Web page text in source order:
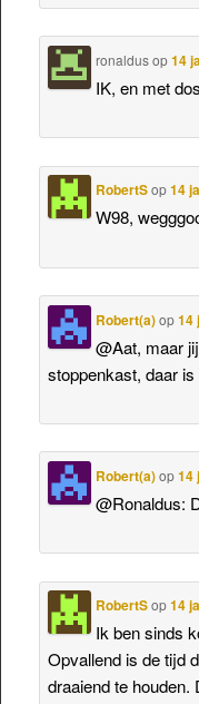
ronaldusop14
IK, en met
RobertSop14
W98,
Robert(a)op14
@Aat, maar
stoppenkast, daar
Robert(a)op14
@Ronaldus:
RobertSop14
Ik ben sinds
Opvallend is de tijd
draaiend te houden.